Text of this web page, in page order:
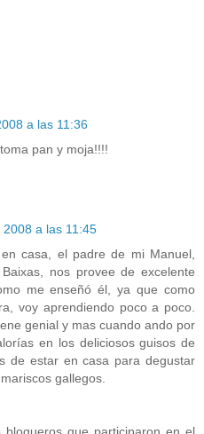
a las 11:36
pan y moja!!!!
a las 11:45
casa, el padre de mi Manuel,
nos provee de excelente
me enseñó él, ya que como
voy aprendiendo poco a poco.
genial y mas cuando ando por
en los deliciosos guisos de
de estar en casa para degustar
gallegos.
que participaron en el